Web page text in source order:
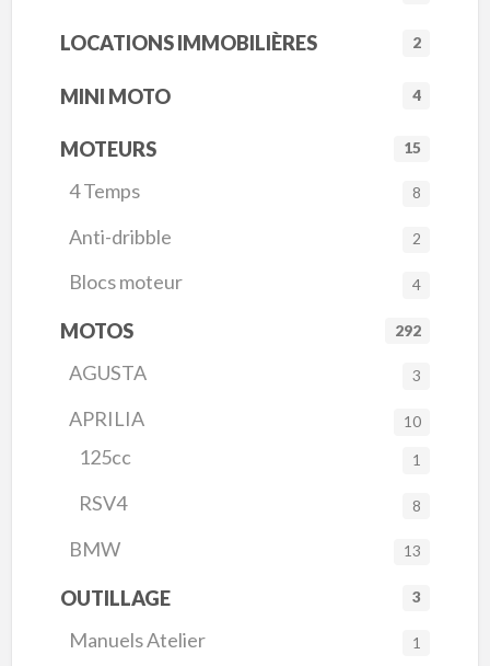
LOCATIONS IMMOBILIÈRES 2
MINI MOTO 4
MOTEURS 15
4 Temps 8
Anti-dribble 2
Blocs moteur 4
MOTOS 292
AGUSTA 3
APRILIA 10
125cc 1
RSV4 8
BMW 13
OUTILLAGE 3
Manuels Atelier 1